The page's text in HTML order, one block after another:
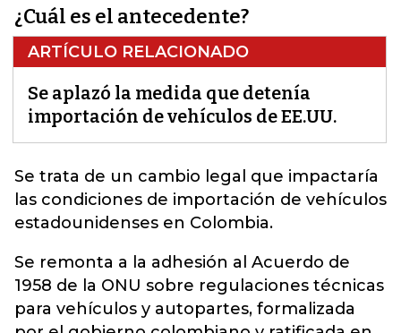
¿Cuál es el antecedente?
ARTÍCULO RELACIONADO
Se aplazó la medida que detenía
importación de vehículos de EE.UU.
Se trata de un cambio legal que impactaría
las condiciones de importación de vehículos
estadounidenses en Colombia.
Se remonta a la adhesión al Acuerdo de
1958 de la ONU sobre regulaciones técnicas
para vehículos y autopartes, formalizada